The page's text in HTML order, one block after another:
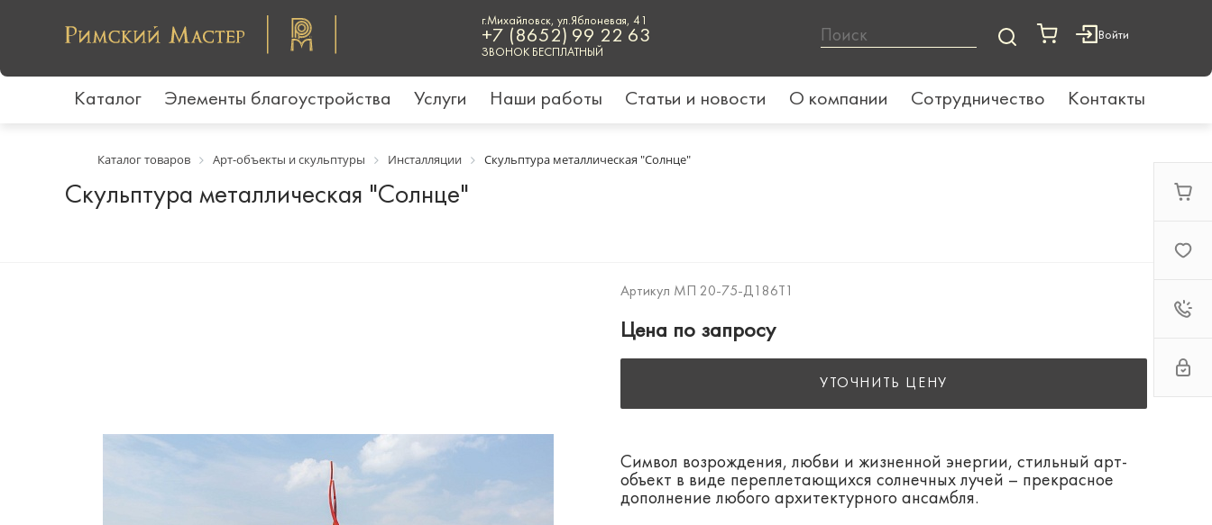
г.Михайловск, ул.Яблоневая, 41
+7 (8652) 99 22 63
ЗВОНОК БЕСПЛАТНЫЙ
Войти
Каталог Элементы благоустройства Услуги Наши работы Статьи и новости О компании Сотрудничество Контакты
Каталог товаров Арт-объекты и скульптуры Инсталляции Скульптура металлическая "Cолнце"
Скульптура металлическая "Cолнце"
Артикул МП 20-75-Д186Т1
Цена по запросу
УТОЧНИТЬ ЦЕНУ
Символ возрождения, любви и жизненной энергии, стильный арт-
объект в виде переплетающихся солнечных лучей – прекрасное
дополнение любого архитектурного ансамбля.